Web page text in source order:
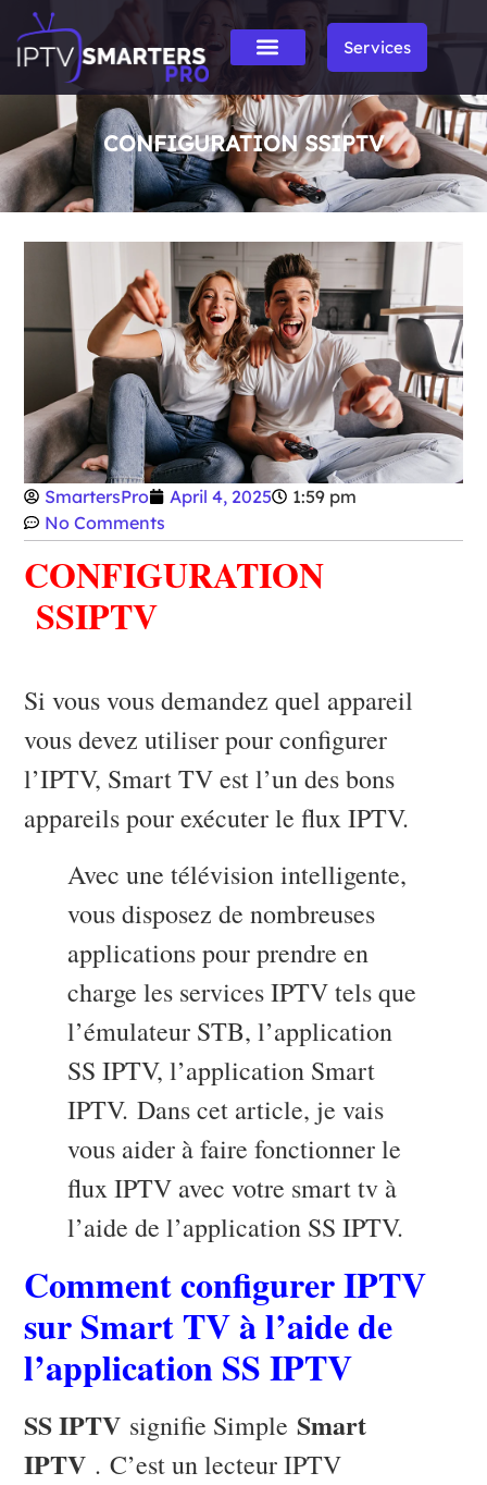
Services
CONFIGURATION SSIPTV
SmartersPro April 4, 2025
1:59 pm
No Comments
CONFIGURATION
SSIPTV
Si vous vous demandez quel appareil
vous devez utiliser pour configurer
l’IPTV, Smart TV est l’un des bons
appareils pour exécuter le flux IPTV.
Avec une télévision intelligente,
vous disposez de nombreuses
applications pour prendre en
charge les services IPTV tels que
l’émulateur STB, l’application
SS IPTV, l’application Smart
IPTV. Dans cet article, je vais
vous aider à faire fonctionner le
flux IPTV avec votre smart tv à
l’aide de l’application SS IPTV.
Comment configurer IPTV
sur Smart TV à l’aide de
l’application SS IPTV
SS IPTV signifie SimpleSmart
IPTV . C’est un lecteur IPTV